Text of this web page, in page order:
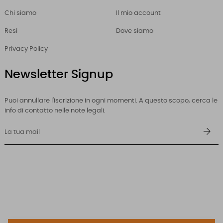
Chi siamo
Resi
Privacy Policy
Il mio account
Dove siamo
Newsletter Signup
Puoi annullare l'iscrizione in ogni momenti. A questo scopo, cerca le
info di contatto nelle note legali.